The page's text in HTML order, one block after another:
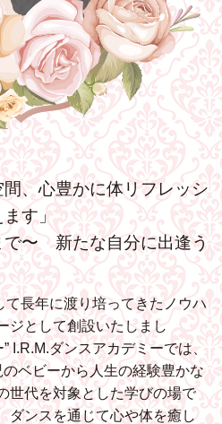
、心豊かに体リフレッシ
ます」
で〜 新たな自分に出逢う
長年に渡り培ってきたノウハ
ジとして創設いたしまし
I.R.M.ダンスアカデミーでは、
ベビーから人生の経験豊かな
世代を対象とした学びの場で
ダンスを通じて心や体を癒し